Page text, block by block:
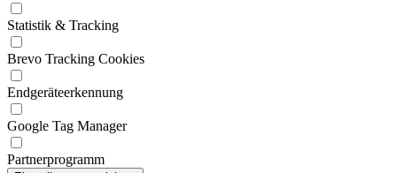
Statistik & Tracking
Brevo Tracking Cookies
Endgeräteerkennung
Google Tag Manager
Partnerprogramm